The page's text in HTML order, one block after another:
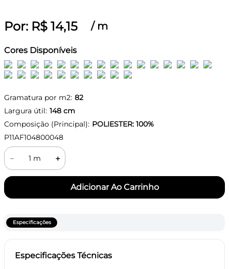
Por: R$ 14,15 / m
Cores Disponíveis
Gramatura por m2: 82
Largura útil: 148 cm
Composição (Principal): POLIESTER: 100%
P11AF104800048
＋
－
Especificações
Especificações Técnicas